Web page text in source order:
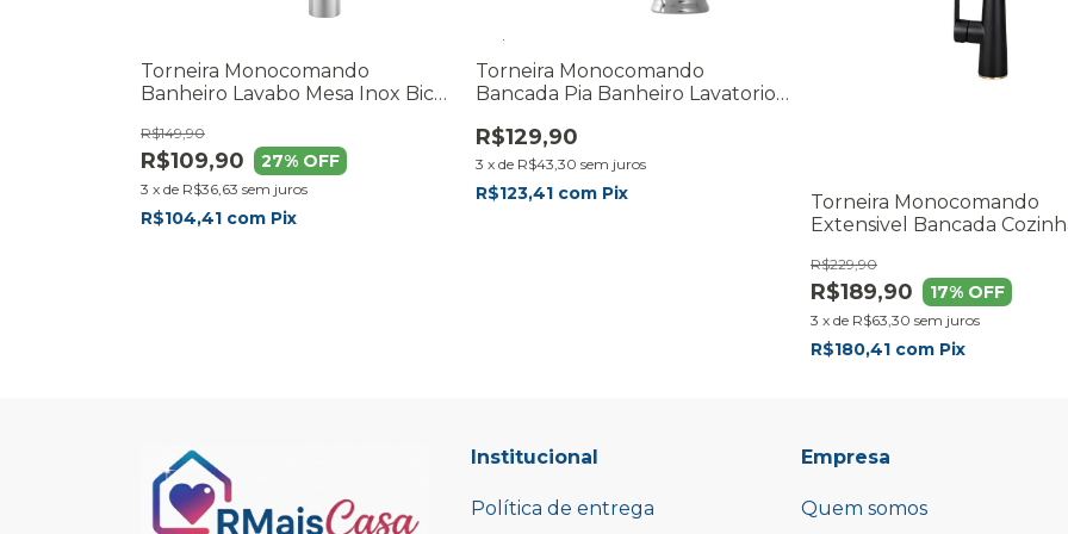
Torneira Monocomando
Banheiro Lavabo Mesa Inox Bica
R$109,90
R$149,90
27% OFF
3 x de R$36,63 sem juros
R$104,41 com Pix
Torneira Monocomando
Bancada Pia Banheiro Lavatorio
R$129,90
3 x de R$43,30 sem juros
R$123,41 com Pix
Torneira Monocomando
Extensivel Bancada
R$189,90
R$229,90
17% OFF
3 x de R$63,30 sem juros
R$180,41 com Pix
Institucional
Política de entrega
Empresa
Quem somos